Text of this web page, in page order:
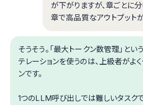
が下がりますが、章ごとに
章で高品質なアウトプット
そうそう。「最大トークン数管理」とい
テレーションを使うのは、上級者がよ
ンです。
1つのLLM呼び出しでは難しいタスク